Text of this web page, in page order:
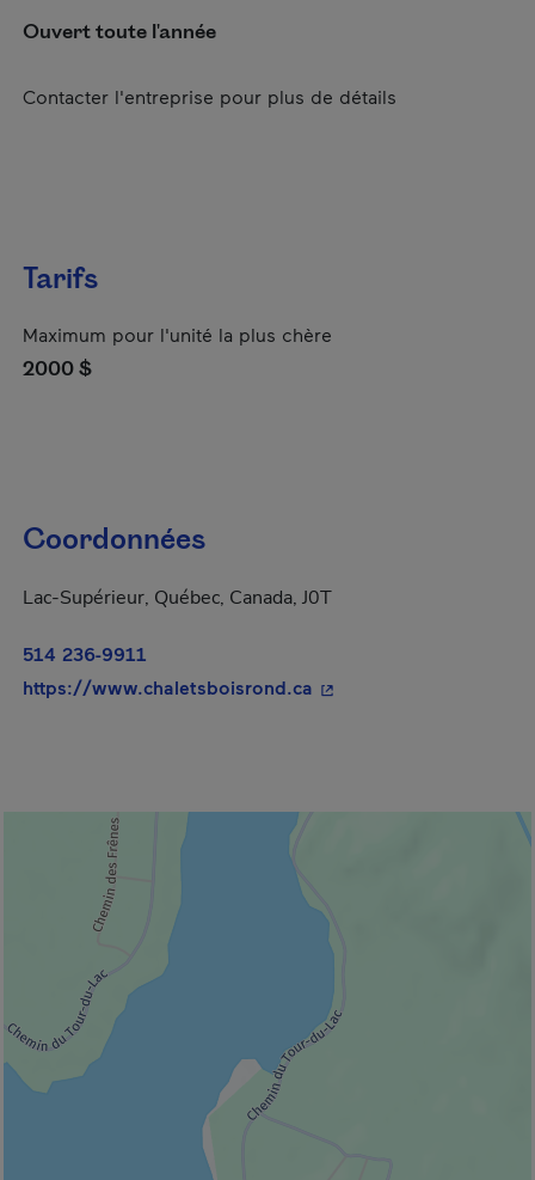
Ouvert toute l'année
Contacter l'entreprise pour plus de détails
Tarifs
Maximum pour l'unité la plus chère
2000 $
Coordonnées
Lac-Supérieur, Québec, Canada, J0T
514 236-9911
https://www.chaletsboisrond.ca - Cet hyperlien